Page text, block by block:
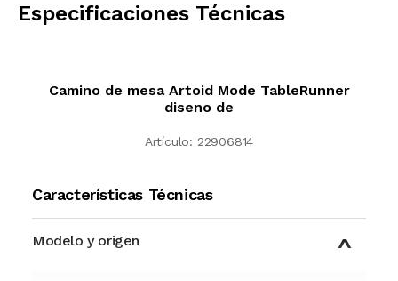
Especificaciones Técnicas
Camino de mesa Artoid Mode TableRunner
diseno de
Artículo: 22906814
Características Técnicas
Modelo y origen